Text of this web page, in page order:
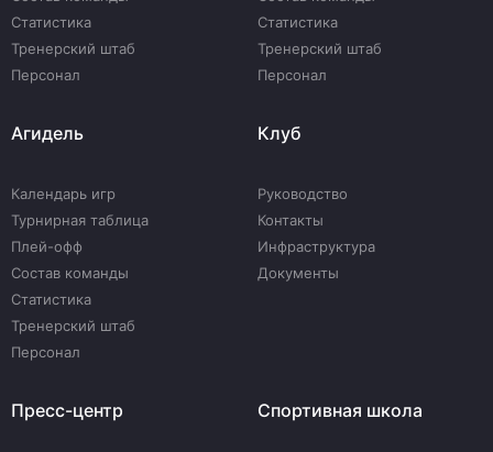
Статистика
Тренерский штаб
Персонал
Статистика
Тренерский штаб
Персонал
Агидель
Календарь игр
Турнирная таблица
Плей-офф
Состав команды
Статистика
Тренерский штаб
Персонал
Клуб
Руководство
Контакты
Инфраструктура
Документы
Пресс-центр Спортивная школа